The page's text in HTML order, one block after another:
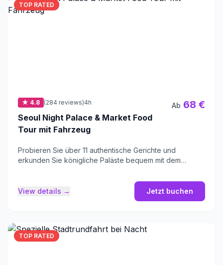
TOP RATED
★ 4.8 (284 reviews)4h
Seoul Night Palace & Market Food
Tour mit Fahrzeug
Ab 68 €
Probieren Sie über 11 authentische Gerichte und
erkunden Sie königliche Paläste bequem mit dem
View details → Jetzt buchen
TOP RATED